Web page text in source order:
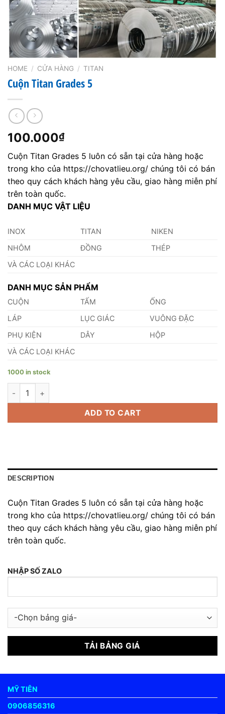
HOME / CỬA HÀNG / TITAN
Cuộn Titan Grades 5
100.000₫
Cuộn Titan Grades 5 luôn có sẵn tại cửa hàng hoặc
trong kho của https://chovatlieu.org/ chúng tôi có bán
theo quy cách khách hàng yêu cầu, giao hàng miễn phí
trên toàn quốc.
DANH MỤC VẬT LIỆU
INOX TITAN
NIKEN
NHÔM
ĐỒNG
THÉP
VÀ CÁC LOẠI KHÁC
DANH MỤC SẢN PHẨM
CUỘN TẤM
ỐNG
LÁP
LỤC GIÁC
VUÔNG ĐẶC
PHỤ KIỆN
DÂY
HỘP
VÀ CÁC LOẠI KHÁC
1000 in stock
Cuộn Titan Grades 5 quantity
ADD TO CART
DESCRIPTION
Cuộn Titan Grades 5 luôn có sẵn tại cửa hàng hoặc
trong kho của https://chovatlieu.org/ chúng tôi có bán
theo quy cách khách hàng yêu cầu, giao hàng miễn phí
trên toàn quốc.
NHẬP SỐ ZALO
MỸ TIÊN
0906856316